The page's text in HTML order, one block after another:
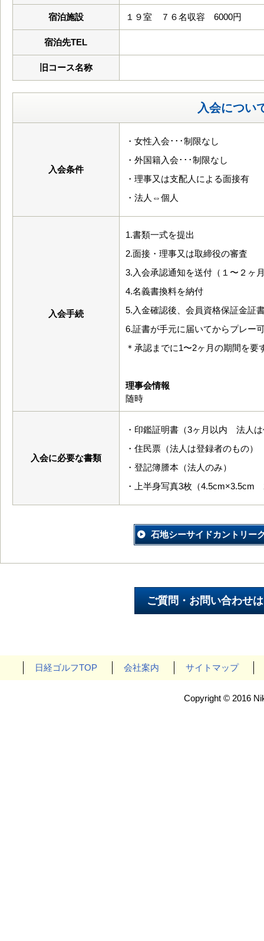
宿泊施設 １９室 ７６名収容 6000円
宿泊先TEL
旧コース名称
入会につい
入会条件
・女性入会･･･制限なし
・外国籍入会･･･制限なし
・理事又は支配人による面接有
・法人⇔個人
入会手続
1.書類一式を提出
2.面接・理事又は取締役の審査
3.入会承認通知を送付（１〜２ヶ
4.名義書換料を納付
5.入金確認後、会員資格保証金証
6.証書が手元に届いてからプレー
＊承認までに1〜2ヶ月の期間を要
理事会情報
随時
入会に必要な書類
・印鑑証明書（3ヶ月以内 法人
・住民票（法人は登録者のもの）
・登記簿謄本（法人のみ）
・上半身写真3枚（
石地シーサイドカントリー
日経ゴルフTOP 会社案内 サイトマップ
Copyright © 2016